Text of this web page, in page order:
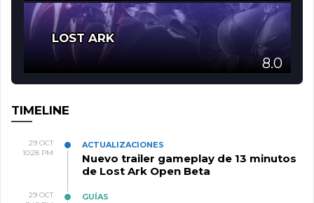
LOST ARK
8.0
TIMELINE
29 OCT
10:28 PM
ACTUALIZACIONES
Nuevo trailer gameplay de 13 minutos
de Lost Ark Open Beta
29 OCT
GUÍAS